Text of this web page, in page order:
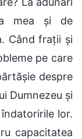
mea și de
Când frații și
pe care
despre
Dumnezeu și
lor.
capacitatea